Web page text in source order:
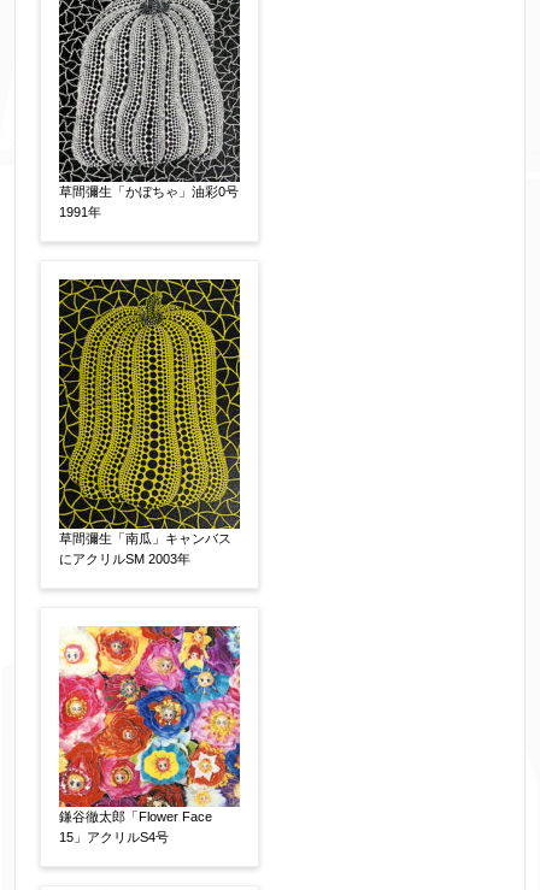
い。
※データはSSL(Secure Sockets Layer)通信によ
り暗号化して送信されます。
草間彌生「かぼちゃ」油彩0号
1991年
草間彌生「南瓜」キャンバス
にアクリルSM 2003年
鎌谷徹太郎「Flower Face
15」アクリルS4号